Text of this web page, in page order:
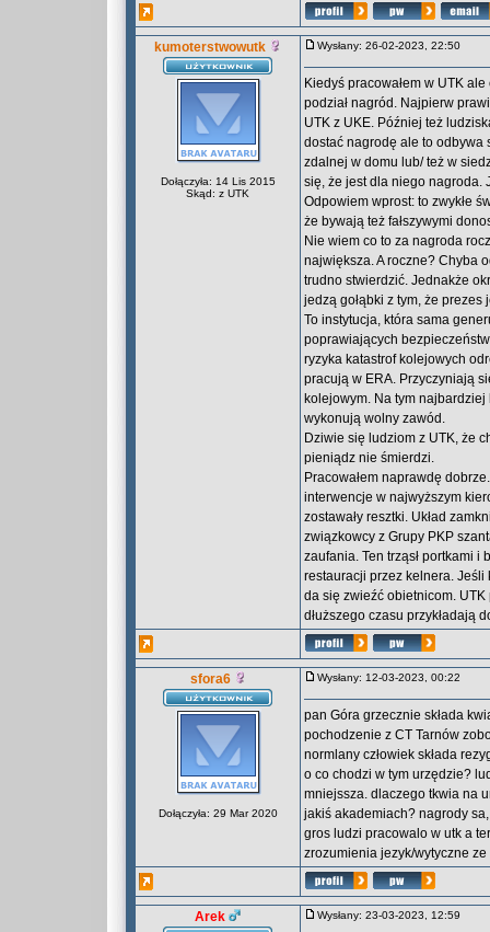
kumoterstwowutk
Dołączyła: 14 Lis 2015
Skąd: z UTK
Wysłany: 26-02-2023, 22:50
Kiedyś pracowałem w UTK
podział nagród. Najpierw
UTK z UKE. Później też
dostać nagrodę ale to odbywa
zdalnej w domu lub/ też w
się, że jest dla niego nagroda.
Odpowiem wprost: to zwykłe
że bywają też fałszywymi
Nie wiem co to za nagroda
największa. A roczne? Chyba
trudno stwierdzić. Jednakże
jedzą gołąbki z tym, że
To instytucja, która sama
poprawiających
ryzyka katastrof kolejowych
pracują w ERA. Przyczyniają
kolejowym. Na tym
wykonują wolny zawód.
Dziwie się ludziom z UTK, że
pieniądz nie śmierdzi.
Pracowałem naprawdę
interwencje w najwyższym
zostawały resztki. Układ
związkowcy z Grupy PKP
zaufania. Ten trząsł portkami i
restauracji przez kelnera.
da się zwieźć obietnicom.
dłuższego czasu przykładają
sfora6
Dołączyła: 29 Mar 2020
Wysłany: 12-03-2023, 00:22
pan Góra grzecznie składa
pochodzenie z CT Tarnów
normlany człowiek składa
o co chodzi w tym urzędzie?
mniejssza. dlaczego tkwia na
jakiś akademiach? nagrody
gros ludzi pracowalo w utk a
zrozumienia jezyk/wytyczne
Arek Wysłany: 23-03-2023, 12:59